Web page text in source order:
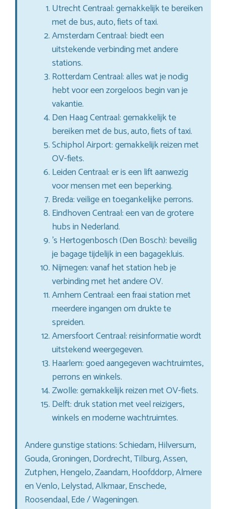
Utrecht Centraal: gemakkelijk te bereiken
met de bus, auto, fiets of taxi.
Amsterdam Centraal: biedt een
uitstekende verbinding met andere
stations.
Rotterdam Centraal: alles wat je nodig
hebt voor een zorgeloos begin van je
vakantie.
Den Haag Centraal: gemakkelijk te
bereiken met de bus, auto, fiets of taxi.
Schiphol Airport: gemakkelijk reizen met
OV-fiets.
Leiden Centraal: er is een lift aanwezig
voor mensen met een beperking.
Breda: veilige en toegankelijke perrons.
Eindhoven Centraal: een van de grotere
hubs in Nederland.
’s Hertogenbosch (Den Bosch): beveilig
je bagage tijdelijk in een bagagekluis.
Nijmegen: vanaf het station heb je
verbinding met het andere OV.
Arnhem Centraal: een fraai station met
meerdere ingangen om drukte te
spreiden.
Amersfoort Centraal: reisinformatie wordt
uitstekend weergegeven.
Haarlem: goed aangegeven wachtruimtes,
perrons en winkels.
Zwolle: gemakkelijk reizen met OV-fiets.
Delft: druk station met veel reizigers,
winkels en moderne wachtruimtes.
Andere gunstige stations: Schiedam, Hilversum,
Gouda, Groningen, Dordrecht, Tilburg, Assen,
Zutphen, Hengelo, Zaandam, Hoofddorp, Almere
en Venlo, Lelystad, Alkmaar, Enschede,
Roosendaal, Ede / Wageningen.